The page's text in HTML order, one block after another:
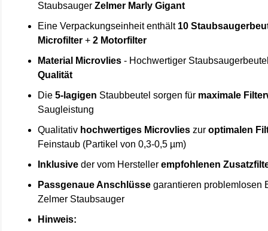
StaubsaugerZelmer Marly Gigant
Eine Verpackungseinheit enthält 10
Microfilter +2 Motorfilter
Material Microvlies - Hochwertiger
Qualität
Die5-lagigen Staubbeutel sorgen für maximale
Saugleistung
Qualitativ hochwertiges Microvlies zuroptimalen
Feinstaub (Partikel von 0,3-0,5 µm)
Inklusive der vom Herstellerempfohlenen
Passgenaue Anschlüsse garantieren problemlosen
Zelmer Staubsauger
Hinweis: